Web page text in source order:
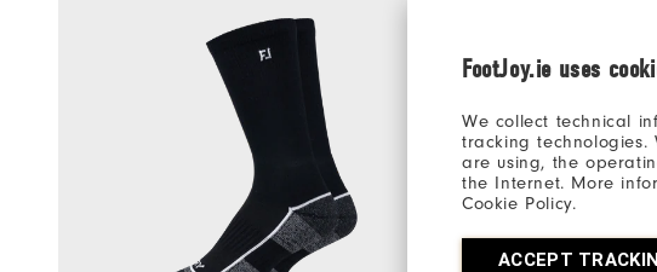
FootJoy.ie uses
We collect technical
tracking technologies.
are using, the
the Internet. More
Cookie Policy.
ACCEPT